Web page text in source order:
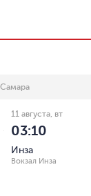
Самара
11 августа, вт
03:10
Инза
Вокзал Инза